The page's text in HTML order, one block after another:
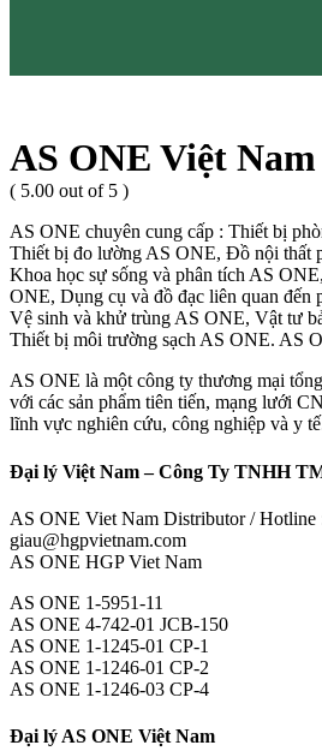
AS ONE Việt Nam
( 5.00 out of 5 )
AS ONE chuyên cung cấp : Thiết bị
Thiết bị đo lường AS ONE, Đồ nội thất
Khoa học sự sống và phân tích AS
ONE, Dụng cụ và đồ đạc liên quan đến
Vệ sinh và khử trùng AS ONE, Vật tư
Thiết bị môi trường sạch AS ONE. AS
AS ONE là một công ty thương mại
với các sản phẩm tiên tiến, mạng lưới
lĩnh vực nghiên cứu, công nghiệp và y
Đại lý Việt Nam – Công Ty TNHH
AS ONE Viet Nam Distributor / Hotline
giau@hgpvietnam.com
AS ONE HGP Viet Nam
AS ONE 1-5951-11
AS ONE 4-742-01 JCB-150
AS ONE 1-1245-01 CP-1
AS ONE 1-1246-01 CP-2
AS ONE 1-1246-03 CP-4
Đại lý AS ONE Việt Nam